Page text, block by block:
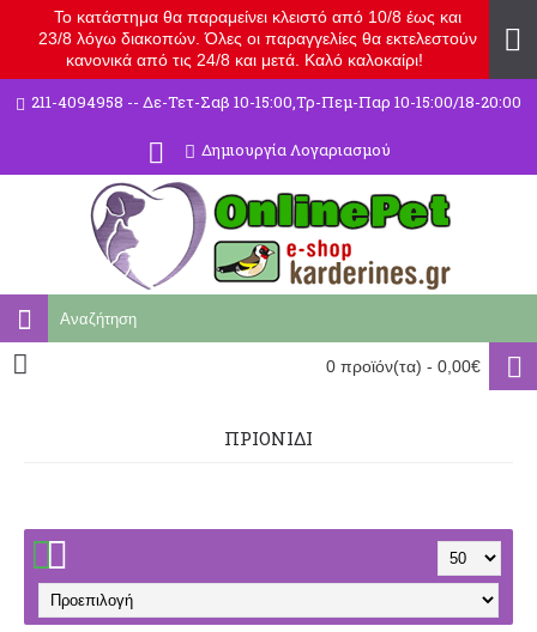
Το κατάστημα θα παραμείνει κλειστό από 10/8 έως και
23/8 λόγω διακοπών. Όλες οι παραγγελίες θα εκτελεστούν
κανονικά από τις 24/8 και μετά. Καλό καλοκαίρι!
211-4094958 -- Δε-Τετ-Σαβ 10-15:00,Τρ-Πεμ-Παρ 10-15:00/18-20:00
Δημιουργία Λογαριασμού
0 προϊόν(τα) - 0,00€
ΠΡΙΟΝΊΔΙ